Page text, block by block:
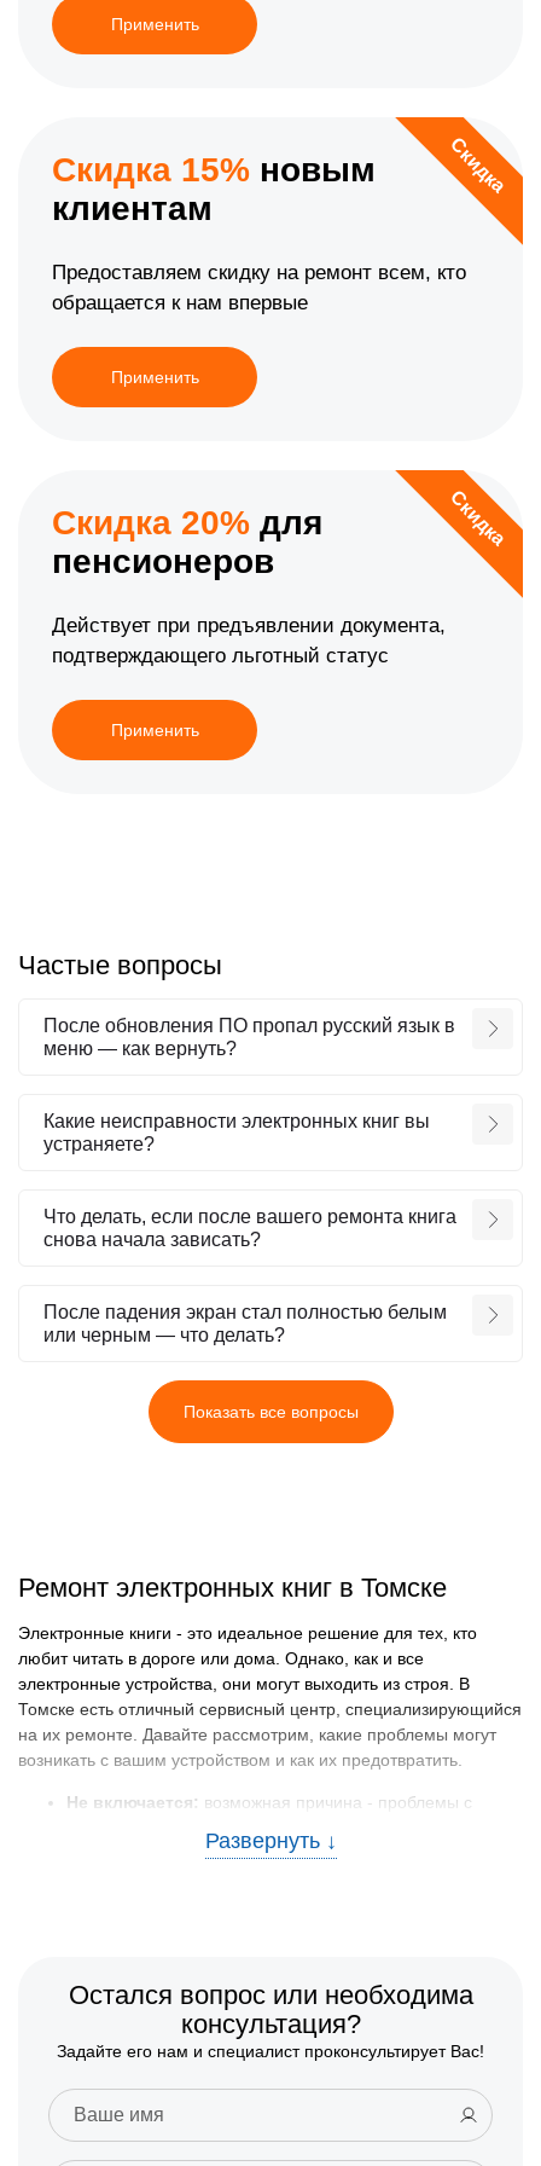
Применить
Скидка
Скидка 15% новым
клиентам
Предоставляем скидку на ремонт всем, кто
обращается к нам впервые
Применить
Скидка
Скидка 20% для
пенсионеров
Действует при предъявлении документа,
подтверждающего льготный статус
Применить
Частые вопросы
После обновления ПО пропал русский язык в
меню — как вернуть?
Какие неисправности электронных книг вы
устраняете?
Что делать, если после вашего ремонта книга
снова начала зависать?
После падения экран стал полностью белым
или черным — что делать?
Показать все вопросы
Ремонт электронных книг в Томске
Электронные книги - это идеальное решение для тех, кто
любит читать в дороге или дома. Однако, как и все
электронные устройства, они могут выходить из строя. В
Томске есть отличный сервисный центр, специализирующийся
на их ремонте. Давайте рассмотрим, какие проблемы могут
возникать с вашим устройством и как их предотвратить.
Не включается: возможная причина - проблемы с
Не реагирует на касание: износ или поломка сенсора.
Чтобы ваше устройство служило долго, следуйте простым
Защита от падений:
используйте чехлы или обложки.
Избегайте контакта с влагой:не читайте рядом с
водой и храните устройство в сухом месте.
Регулярно обновляйте ПО:это может предотвратить
Остался вопрос или необходима
консультация?
Задайте его нам и специалист проконсультирует Вас!